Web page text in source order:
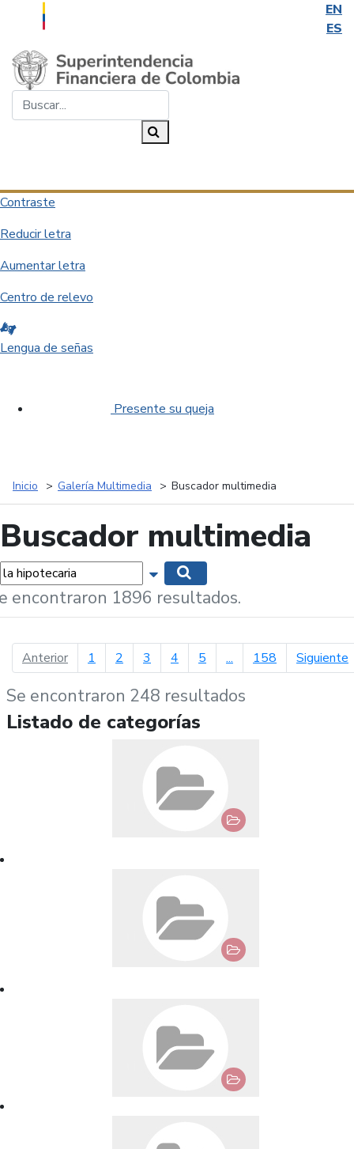
EN
ES
Saltar al contenido principal
Contraste
Reducir letra
Aumentar letra
Centro de relevo
Lengua de señas
Presente su queja
Inicio Galería Multimedia Buscador multimedia
Buscador multimedia
Mostrar opciones de búsqueda
encontraron 1896 resultados.
Anteriorpágina anterior
1 2 3 4 5 ... 158 Siguiente
Se encontraron 248 resultados
Listado de categorías